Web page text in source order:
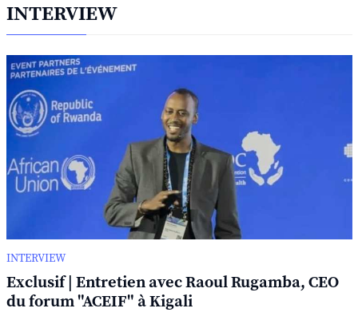
INTERVIEW
INTERVIEW
Exclusif | Entretien avec Raoul Rugamba, CEO
du forum "ACEIF" à Kigali